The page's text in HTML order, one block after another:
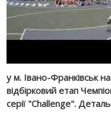
у м. Івано-Франківськ
відбірковий етап
серії "Challenge".